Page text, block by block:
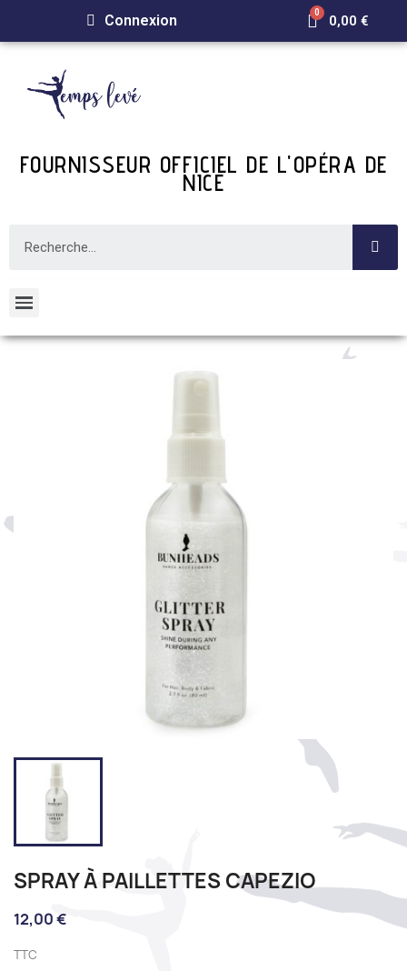
Connexion 0,00 €
FOURNISSEUR OFFICIEL DE L'OPÉRA DE
NICE
SPRAY À PAILLETTES CAPEZIO
12,00 €
TTC